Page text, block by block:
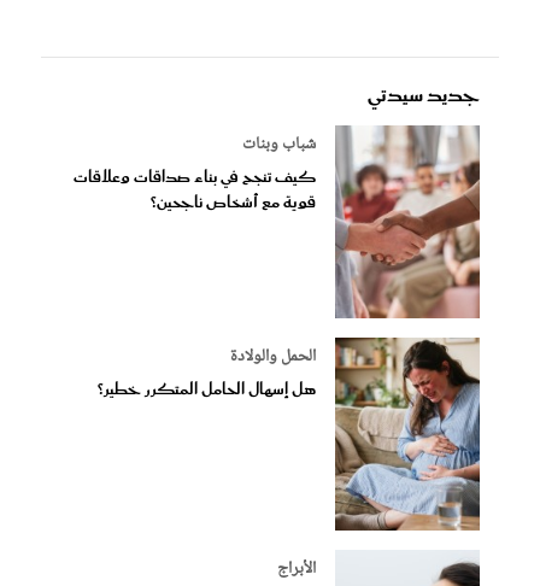
جديد سيدتي
شباب وبنات
كيف تنجح في بناء صداقات وعلاقات
قوية مع أشخاص ناجحين؟
الحمل والولادة
هل إسهال الحامل المتكرر خطير؟
الأبراج